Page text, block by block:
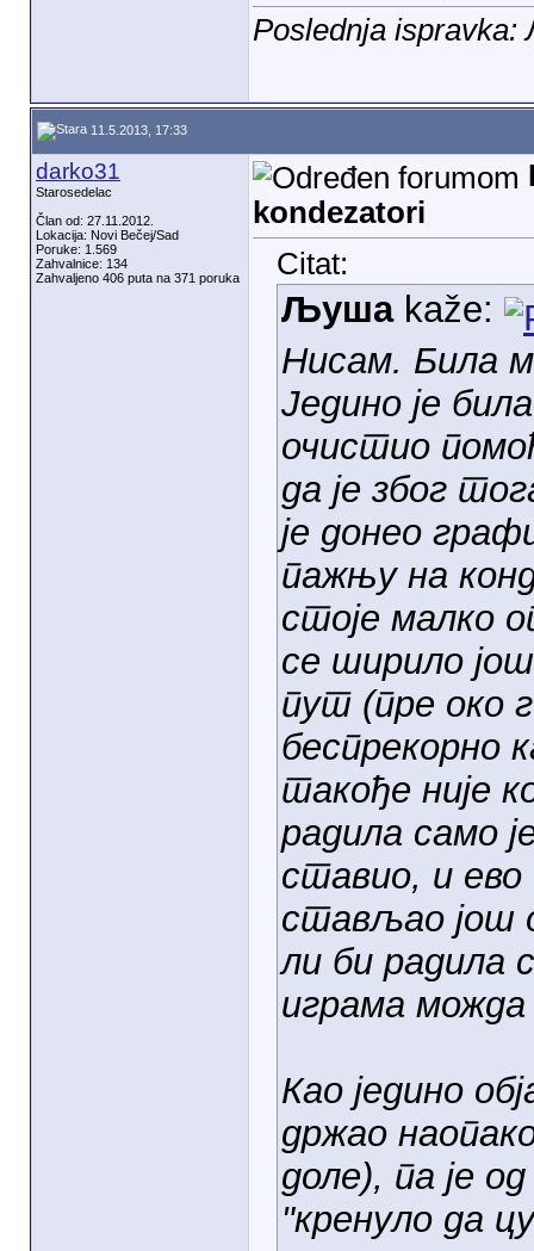
Poslednja
11.5.2013, 17:33
darko31
Starosedelac
Član od: 27.11.2012.
Lokacija: Novi Bečej/Sad
Poruke: 1.569
Zahvalnice: 134
Zahvaljeno 406 puta na 371 poruka
kondezatori
Citat:
Љушаkaže:
Нисам. Била
Једино је
очистио
да је због
је донео
пажњу на
стоје малко
се ширило
пут (пре око
беспрекорно
такође није
радила само
ставио, и ево
стављао још
ли би радила
играма можда
Као једино
држао
доле), па је
"кренуло да